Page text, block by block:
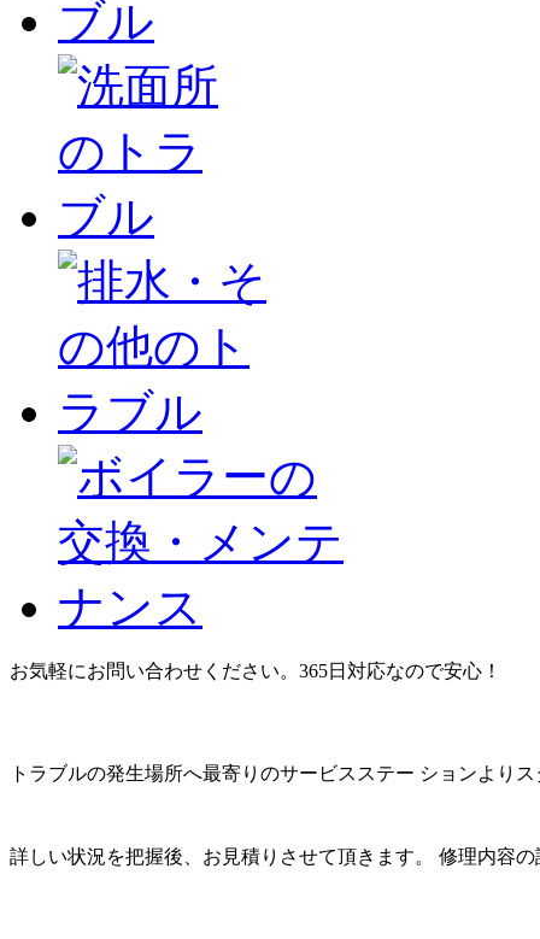
お気軽にお問い合わせください。365日対応なので安心！
トラブルの発生場所へ最寄りのサービスステー ションより
詳しい状況を把握後、お見積りさせて頂きます。 修理内容